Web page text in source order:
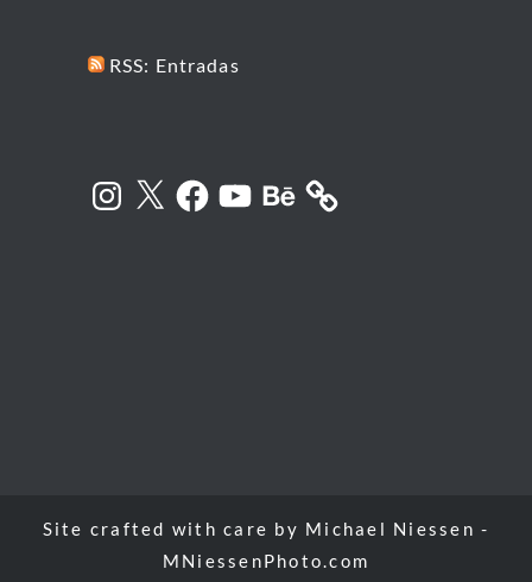
RSS: Entradas
Instagram
X Facebook
YouTubeBehance
Site crafted with care by Michael Niessen -
MNiessenPhoto.com